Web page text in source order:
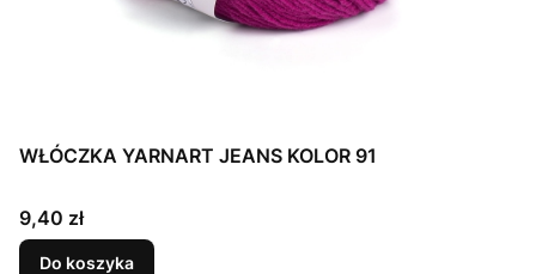
WŁÓCZKA YARNART JEANS KOLOR 91
Cena
9,40 zł
Do koszyka